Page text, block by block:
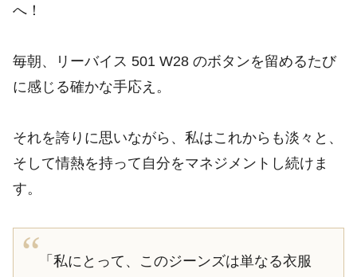
へ！
毎朝、リーバイス 501 W28 のボタンを留めるたび
に感じる確かな手応え。
それを誇りに思いながら、私はこれからも淡々と、
そして情熱を持って自分をマネジメントし続けま
す。
「私にとって、このジーンズは単なる衣服